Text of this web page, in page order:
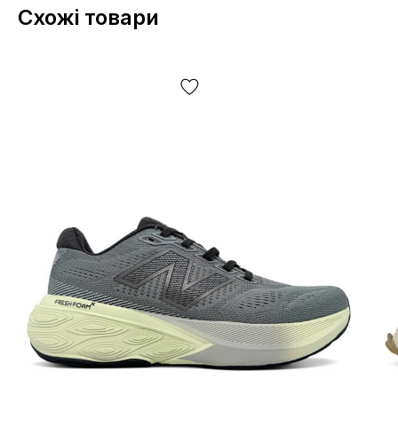
Схожі товари